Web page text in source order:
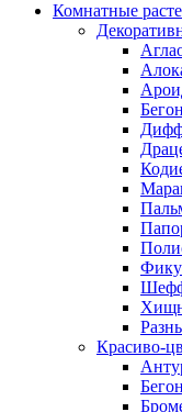
Комнатные
Красиво-